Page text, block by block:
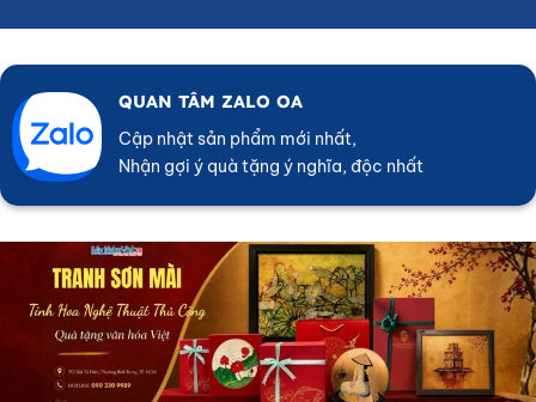
QUAN TÂM ZALO OA
Cập nhật sản phẩm mới nhất,
Nhận gợi ý quà tặng ý nghĩa, độc nhất